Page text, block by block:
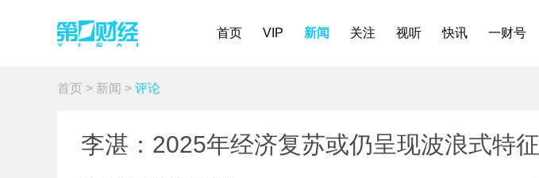
首页 VIP 新闻 关注 视听 快讯 一财号
首页 > 新闻 > 评论
李湛：2025年经济复苏或仍呈现波浪式特征